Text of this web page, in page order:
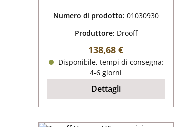
Numero di prodotto:01030930
Produttore: Drooff
Prezzo normale:
138,68 €
Disponibile, tempi di consegna:
4-6 giorni
Dettagli